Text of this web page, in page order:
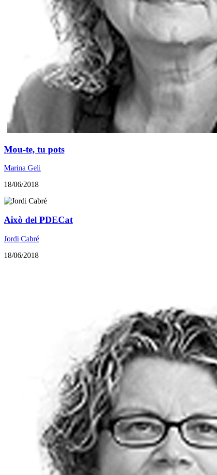
Mou-te, tu pots
Marina Geli
18/06/2018
Això del PDECat
Jordi Cabré
18/06/2018